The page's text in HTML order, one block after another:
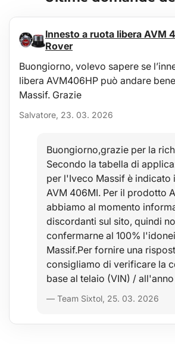
Braccio per fissaggio telaio: 45 – 74 cm
Dimensioni portabici aperto: 131,5 × 70 ×
Materiale del telaio del portabici: acciaio,
Materiale delle slitte del portabici: plastica
Portatarga:
Dimensione massima della targa: 52 × 12 cm
Dimensione totale: 60 × 19 × 6,5 cm
Dimensioni confezione: 76 × 36,5 × 73,5 cm
Peso: 26,7 kg
Certificazione: ISO/DIS 15263-4:2006; EK5/
Innesto a ruota libera AVM
Rover
Buongiorno, volevo sapere se
libera AVM406HP può andare
Massif. Grazie
Salvatore, 23. 03. 2026
Buongiorno,grazie per la
Secondo la tabella di
per l'Iveco Massif è indicato
AVM 406MI. Per il prodotto
abbiamo al momento
discordanti sul sito, quindi
confermarne al 100%
Massif.Per fornire una
consigliamo di verificare la
base al telaio (VIN) /
— Team Sixtol, 25. 03. 2026